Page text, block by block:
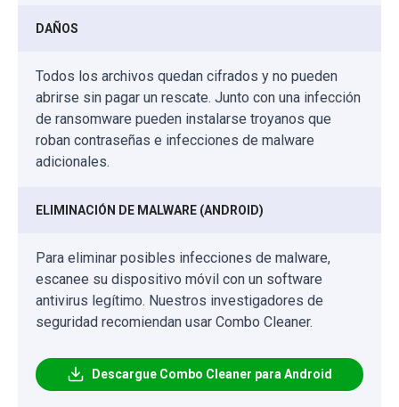
DAÑOS
Todos los archivos quedan cifrados y no pueden
abrirse sin pagar un rescate. Junto con una infección
de ransomware pueden instalarse troyanos que
roban contraseñas e infecciones de malware
adicionales.
ELIMINACIÓN DE MALWARE (ANDROID)
Para eliminar posibles infecciones de malware,
escanee su dispositivo móvil con un software
antivirus legítimo. Nuestros investigadores de
seguridad recomiendan usar Combo Cleaner.
Descargue Combo Cleaner para Android